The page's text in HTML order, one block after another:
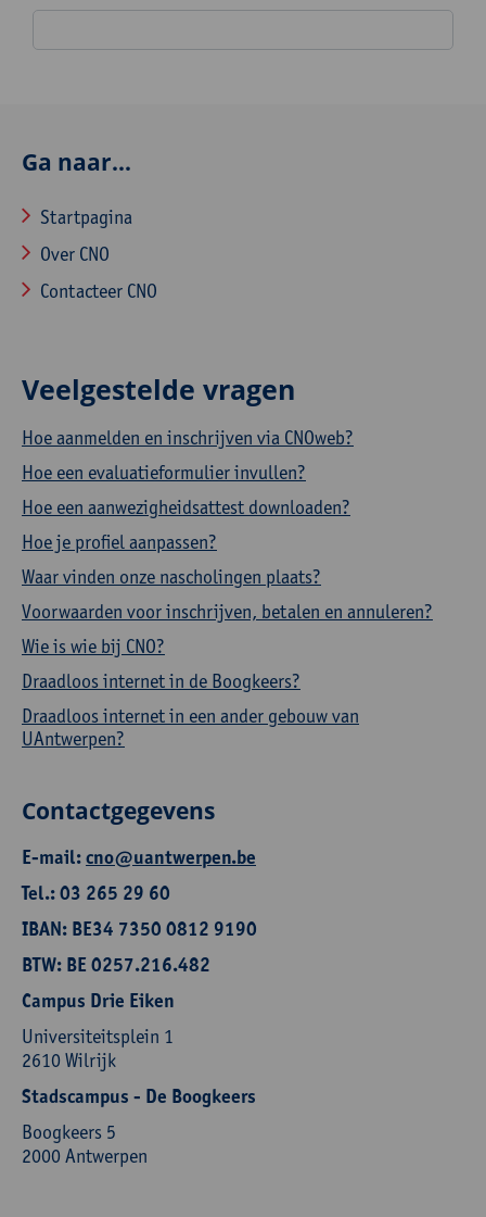
Ga naar...
Startpagina
Over CNO
Contacteer CNO
Veelgestelde vragen
Hoe aanmelden en inschrijven via CNOweb?
Hoe een evaluatieformulier invullen?
Hoe een aanwezigheidsattest downloaden?
Hoe je profiel aanpassen?
Waar vinden onze nascholingen plaats?
Voorwaarden voor inschrijven, betalen en annuleren?
Wie is wie bij CNO?
Draadloos internet in de Boogkeers?
Draadloos internet in een ander gebouw van
UAntwerpen?
Contactgegevens
E-mail:cno@uantwerpen.be
Tel.: 03 265 29 60
IBAN: BE34 7350 0812 9190
BTW: BE 0257.216.482
Campus Drie Eiken
Universiteitsplein 1
2610 Wilrijk
Stadscampus - De Boogkeers
Boogkeers 5
2000 Antwerpen